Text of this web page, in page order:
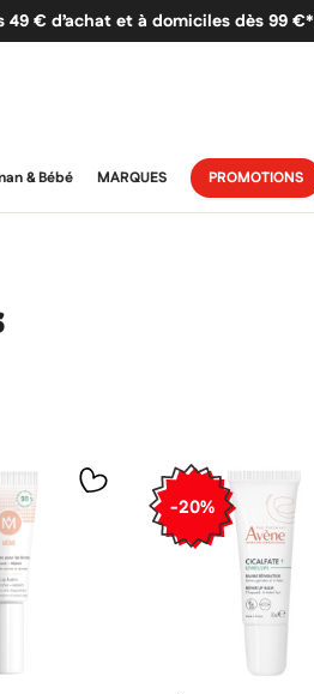
€ d’achat et à domiciles dès 99 €*
& Bébé MARQUES PROMOTIONS
-20%